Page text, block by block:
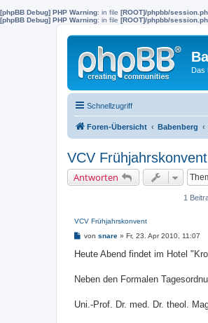
[phpBB Debug] PHP Warning: in file [ROOT]/phpbb/
[phpBB Debug] PHP Warning: in file [ROOT]/phpbb/
Das
Schnellzugriff
Foren-Übersicht Babenberg
VCV Frühjahrskonvent
Antworten
1
VCV Frühjahrskonvent
B
i
a
von snare » Fr, 23. Apr 2010, 11:07
Heute Abend findet im Hotel
Neben den Formalen
Uni.-Prof. Dr. med. Dr. theol.